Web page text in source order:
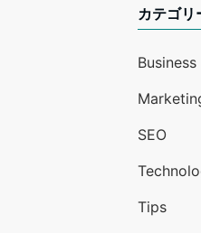
カテゴリ
Business
SEO
Tips